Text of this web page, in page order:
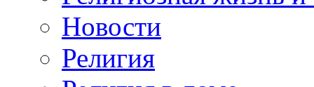
Новости
Религия